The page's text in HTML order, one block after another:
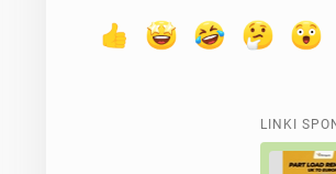
LINKI